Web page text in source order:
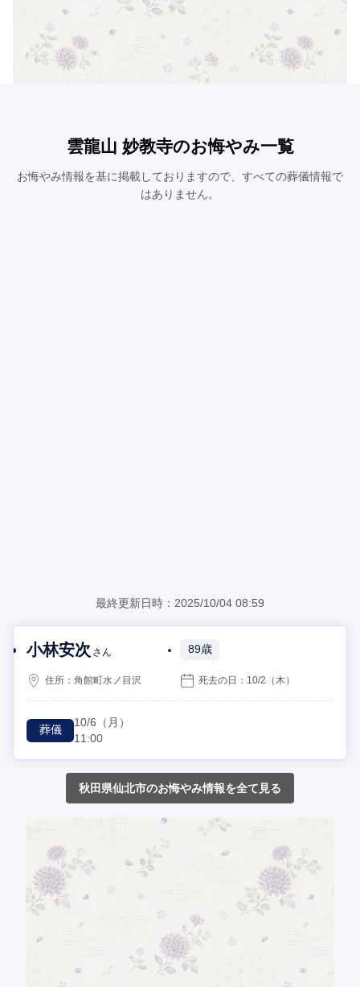
雲龍山 妙教寺のお悔やみ一覧
お悔やみ情報を基に掲載しておりますので、すべての葬儀情報で
はありません。
最終更新日時：2025/10/04 08:59
小林安次 さん 89歳
住所：角館町水ノ目沢 死去の日： 10/2 （木）
葬儀
10/6 （月）
11:00
秋田県仙北市のお悔やみ情報を全て見る